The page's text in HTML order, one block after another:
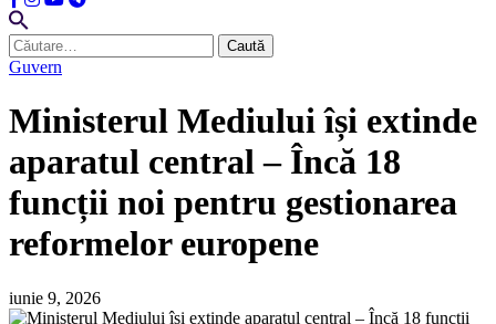
Caută
după:
Guvern
Ministerul Mediului își extinde
aparatul central – Încă 18
funcții noi pentru gestionarea
reformelor europene
iunie 9, 2026